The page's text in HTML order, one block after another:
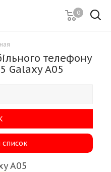
0
телефону
Galaxy A05
список
A05